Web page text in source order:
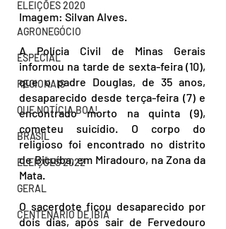
ELEIÇÕES 2020
AGRONEGÓCIO
ESPECIAL
REGIONAIS
QUE NOTÍCIA BOA!
BRASIL
ELEIÇÕES 2022
GERAL
CENTENÁRIO DE IBIÁ
Imagem: Silvan Alves.
A Polícia Civil de Minas Gerais
informou na tarde de sexta-feira (10),
que o padre Douglas, de 35 anos,
desaparecido desde terça-feira (7) e
encontrado morto na quinta (9),
cometeu suicídio. O corpo do
religioso foi encontrado no distrito
de Bicuíba, em Miradouro, na Zona da
Mata.
O sacerdote ficou desaparecido por
dois dias, após sair de Fervedouro